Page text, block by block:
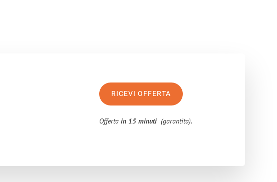
RICEVI OFFERTA
Offertain 15 minuti (garantita).